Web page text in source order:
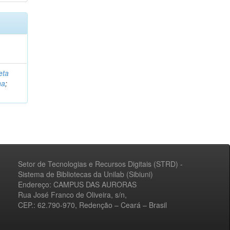
;
Setor de Tecnologias e Recursos Digitais (STRD) -
Sistema de Bibliotecas da Unilab (Sibiuni)
Endereço: CAMPUS DAS AURORAS
Rua José Franco de Oliveira, s/n,
CEP.: 62.790-970, Redenção – Ceará – Brasil